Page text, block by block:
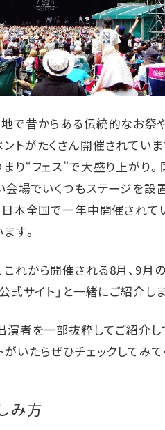
で昔からある伝統的なお祭
トがたくさん開催されてい
り“フェス”で大盛り上がり
会場でいくつもステージを設
本全国で一年中開催されて
す。
れから開催される8月、9月
式サイト」と一緒にご紹介し
演者を一部抜粋してご紹介
いたらぜひチェックしてみて
み方